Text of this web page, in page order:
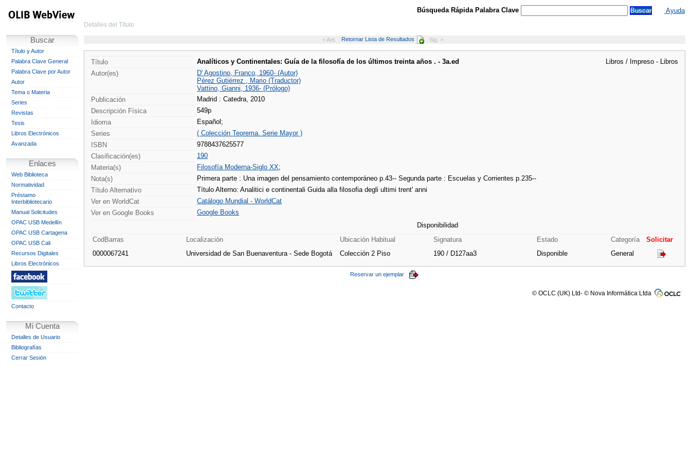
Buscar
Título y Autor
Palabra Clave General
Palabra Clave por Autor
Autor
Tema o Materia
Series
Revistas
Tesis
Libros Electrónicos
Avanzada
Enlaces
Web Biblioteca
Normatividad
Préstamo
Interbibliotecario
Manual Solicitudes
OPAC USB Medellín
OPAC USB Cartagena
OPAC USB Cali
Recursos Digitales
Libros Electrónicos
Contacto
Mi Cuenta
Detalles de Usuario
Bibliografías
Cerrar Sesión
Búsqueda Rápida Palabra Clave Ayuda
Detalles del Título
< Ant. Retornar Lista de Resultados Sig. >
Título Analíticos y Continentales: Guía de la filosofía de los últimos treinta años . - 3a.ed
Libros / Impreso - Libros
Autor(es)
D' Agostino, Franco, 1960- (Autor)
Pérez Gutiérrez , Mario (Traductor)
Vattino, Gianni, 1936- (Prólogo)
Publicación
Madrid : Catedra, 2010
Descripción Física
549p
Idioma
Español;
Series
( Colección Teorema. Serie Mayor )
ISBN
9788437625577
Clasificación(es)
190
Materia(s)
Filosofía Moderna-Siglo XX;
Nota(s)
Primera parte : Una imagen del pensamiento contemporáneo p.43-- Segunda parte : Escuelas y Corrientes p.235--
Título Alternativo
Título Alterno: Analitici e continentali Guida alla filosofia degli ultimi trent' anni
Ver en WorldCat
Catálogo Mundial - WorldCat
Ver en Google Books
Google Books
Disponibilidad
CodBarras
Localización Ubicación Habitual Signatura Estado Categoría
Solicitar
0000067241
Universidad de San Buenaventura - Sede Bogotá Colección 2 Piso 190 / D127aa3 Disponible General
Reservar un ejemplar
© OCLC (UK) Ltd- © Nova Informática Ltda